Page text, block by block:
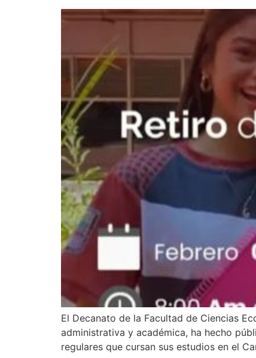
El Decanato de la Facultad de Ciencias
administrativa y académica, ha hecho
regulares que cursan sus estudios en el